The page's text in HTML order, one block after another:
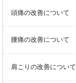
頭痛の改善について
腰痛の改善について
肩こりの改善について